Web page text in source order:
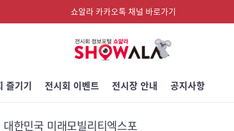
쇼알라 카카오톡 채널 바로가기
즐기기 전시회 이벤트 전시장 안내 공지사항
한민국 미래모빌리티엑스포